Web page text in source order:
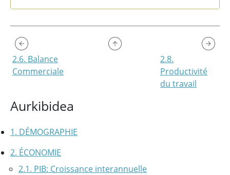
Aurkibidea
1. DÉMOGRAPHIE
2. ÉCONOMIE
2.1. PIB: Croissance interannuelle
2.6. Balance
Commerciale
2.8.
Productivité
du travail